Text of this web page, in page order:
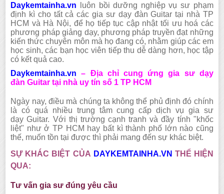
Daykemtainha.vn
luôn bồi dưỡng nghiệp vụ sư phạm
định kì cho tất cả các gia sư dạy đànGuitar tại nhà TP
HCM và Hà Nội, để họ tiếp tục cập nhật tối ưu hoá các
phương pháp giảng dạy, phương pháp truyền đạt những
kiến thức chuyên môn mà họ đang có, nhằm giúp các em
học sinh, các bạn học viên tiếp thu dễ dàng hơn, học tập
có kết quả cao.
Daykemtainha.vn
– Địa chỉ cung ứng gia sư dạy
đànGuitar tại nhà uy tín số 1 TP HCM
Ngày nay, điều mà chúng ta không thể phủ định đó chính
là có quá nhiều trung tâm cung cấp dịch vụ gia sư
dạyGuitar. Với thị trường cạnh tranh và đầy tính "khốc
liệt" như ở TP HCM hay bất kì thành phố lớn nào cũng
thế, muốn tồn tại được thì phải mang đến sự khác biệt.
SỰ KHÁC BIỆT CỦA DAYKEMTAINHA.VN THỂ HIỆN
QUA:
Tư vấn gia sư đúng yêu cầu